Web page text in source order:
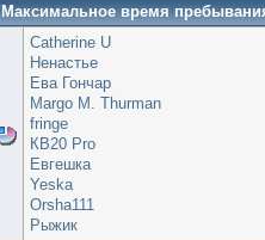
Максимальное время
Catherine U
Ненастье
Ева Гончар
Margo M. Thurman
fringe
КВ20 Pro
Евгешка
Yeska
Orsha111
Рыжик